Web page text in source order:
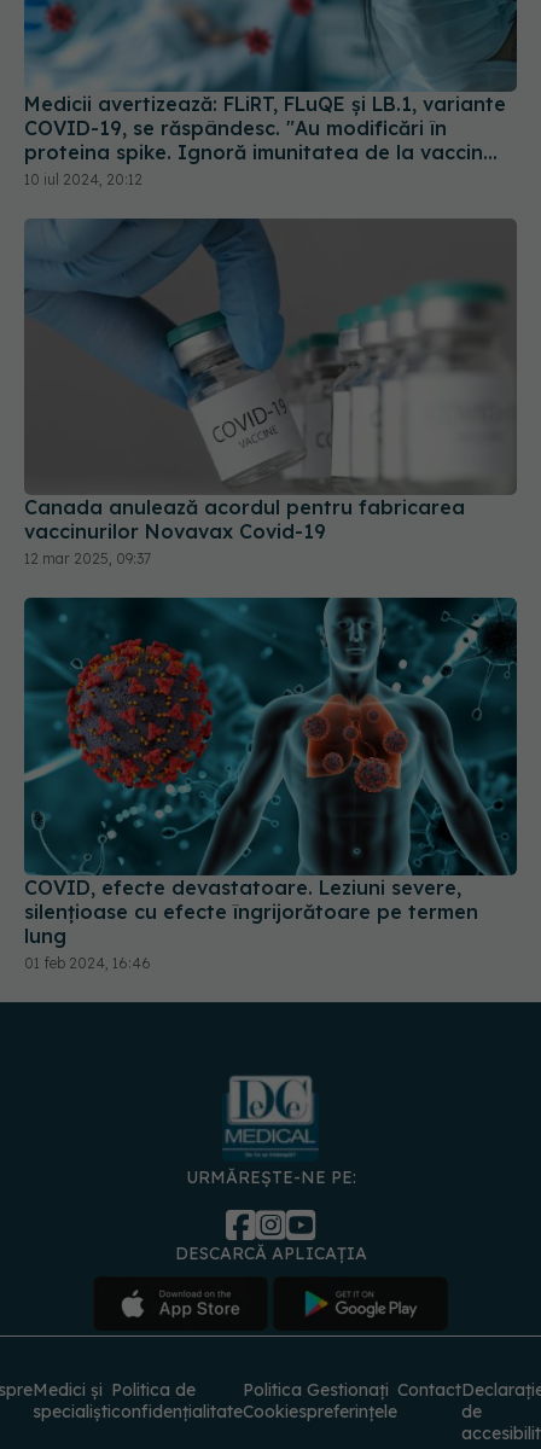
Medicii avertizează: FLiRT, FLuQE și LB.1, variante
COVID-19, se răspândesc. "Au modificări în
proteina spike. Ignoră imunitatea de la vaccin
sau infectarea anterioară
10 iul 2024, 20:12
Canada anulează acordul pentru fabricarea
vaccinurilor Novavax Covid-19
12 mar 2025, 09:37
COVID, efecte devastatoare. Leziuni severe,
silențioase cu efecte îngrijorătoare pe termen
lung
01 feb 2024, 16:46
URMĂREȘTE-NE PE:
DESCARCĂ APLICAȚIA
Medici și
specialiști
Politica de
confidențialitate
Politica
Cookies
Gestionați
preferințele
Contact
de